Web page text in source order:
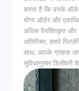
करता है कि उनके
योग्य ऑर्डर और
अधिक वैयक्तिकृत और
अतिरिक्त, हमारे
साथ, आपके ग्राहक
सुविधानुसार